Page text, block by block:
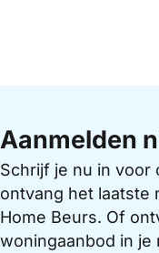
Aanmelden
Schrijf je nu in voor
ontvang het laatste
Home Beurs. Of
woningaanbod in je